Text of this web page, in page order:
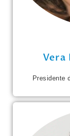
Vera
Presidente